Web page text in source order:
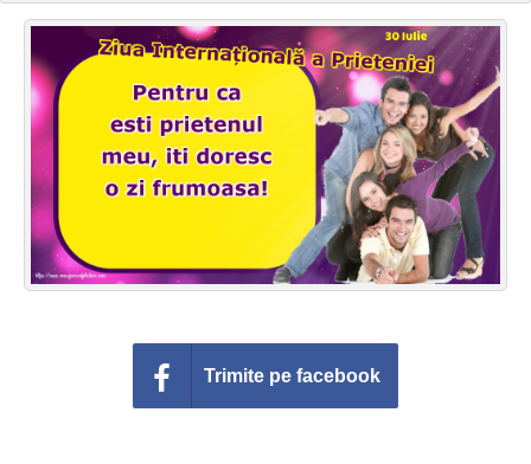
Felicitari zile saptamana
Felicitari muzicale
Felicitari muzicale personalizate
Felicitari animate
Invitatii personalizate
Trimite pe facebook